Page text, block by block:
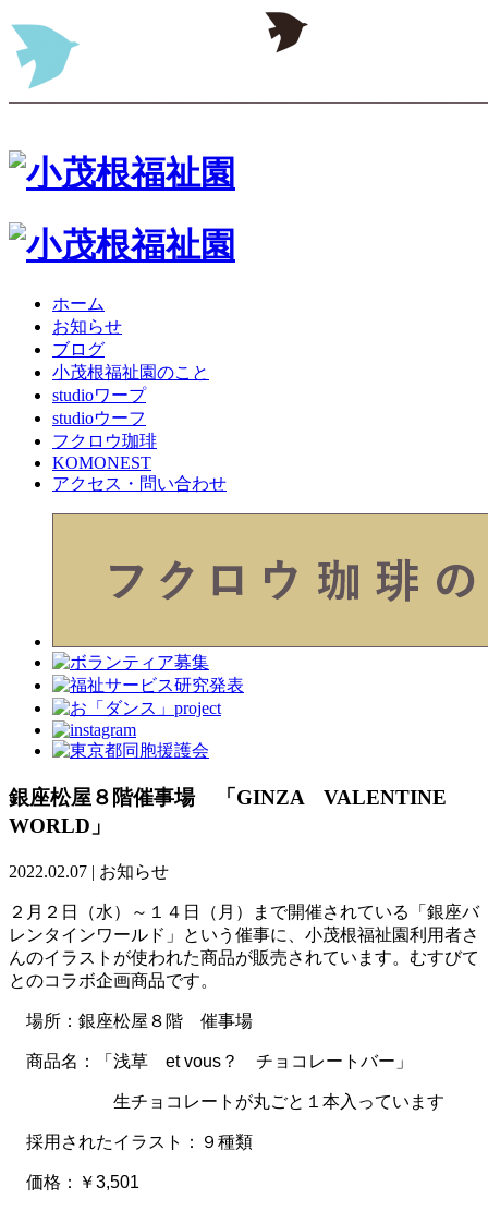
ホーム
お知らせ
ブログ
小茂根福祉園のこと
studioワープ
studioウーフ
フクロウ珈琲
KOMONEST
アクセス・問い合わせ
銀座松屋８階催事場 「GINZA VALENTINE
WORLD」
2022.02.07 | お知らせ
２月２日（水）～１４日（月）まで開催されている「銀座バ
レンタインワールド」という催事に、小茂根福祉園利用者さ
んのイラストが使われた商品が販売されています。むすびて
とのコラボ企画商品です。
場所：銀座松屋８階 催事場
商品名：「浅草 et vous？ チョコレートバー」
生チョコレートが丸ごと１本入っています
採用されたイラスト：９種類
価格：￥3,501